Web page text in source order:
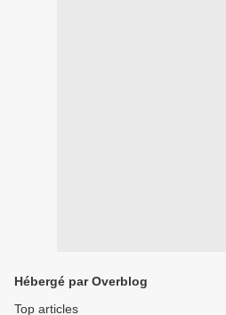
Hébergé par Overblog
Top articles